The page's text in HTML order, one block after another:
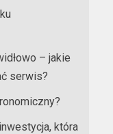
– jakie
serwis?
która